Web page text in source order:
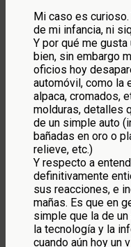
Mi caso es
de mi infancia, ni
Y por qué me
bien, sin embargo
oficios hoy
automóvil, como la
alpaca, cromados,
molduras, detalles
de un simple auto
bañadas en oro o
relieve, etc.)
Y respecto a
definitivamente
sus reacciones, e
mañas. Es que en
simple que la de
la tecnología y la
cuando aún hoy un